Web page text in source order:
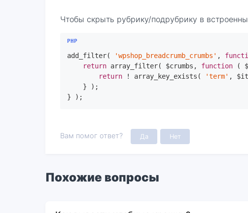
Чтобы скрыть рубрику/подрубрику в
add_filter( 'wpshop_breadcrumb_crumbs' ,
return array_filter( $crumbs, function (
return ! array_key_exists( 'term' ,
    } );
} );
Вам помог ответ? Да Нет
Похожие вопросы